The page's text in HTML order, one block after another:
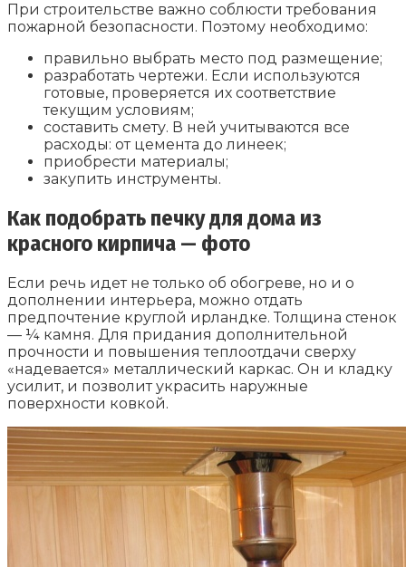
При строительстве важно соблюсти требования
пожарной безопасности. Поэтому необходимо:
правильно выбрать место под размещение;
разработать чертежи. Если используются
готовые, проверяется их соответствие
текущим условиям;
составить смету. В ней учитываются все
расходы: от цемента до линеек;
приобрести материалы;
закупить инструменты.
Как подобрать печку для дома из
красного кирпича — фото
Если речь идет не только об обогреве, но и о
дополнении интерьера, можно отдать
предпочтение круглой ирландке. Толщина стенок
— ¼ камня. Для придания дополнительной
прочности и повышения теплоотдачи сверху
«надевается» металлический каркас. Он и кладку
усилит, и позволит украсить наружные
поверхности ковкой.